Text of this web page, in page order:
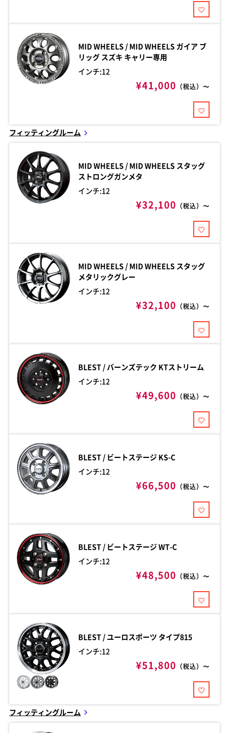
MID WHEELS / MID WHEELS ガイア ブ
リッグ スズキ キャリー専用
インチ:12
¥41,000 （税込）〜
フィッティングルーム
MID WHEELS / MID WHEELS スタッグ
ストロングガンメタ
インチ:12
¥32,100 （税込）〜
MID WHEELS / MID WHEELS スタッグ
メタリックグレー
インチ:12
¥32,100 （税込）〜
BLEST / バーンズテック KTストリーム
インチ:12
¥49,600 （税込）〜
BLEST / ビートステージ KS-C
インチ:12
¥66,500 （税込）〜
BLEST / ビートステージWT-C
インチ:12
¥48,500 （税込）〜
BLEST / ユーロスポーツ タイプ815
インチ:12
¥51,800 （税込）〜
フィッティングルーム